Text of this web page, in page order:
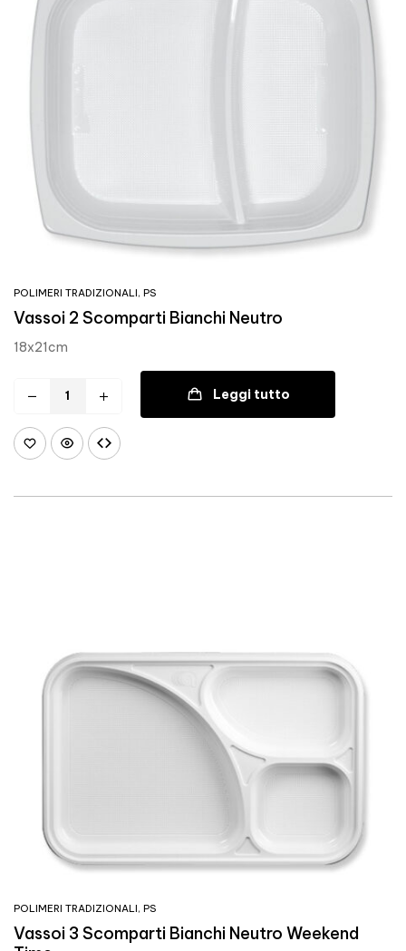
POLIMERI TRADIZIONALI, PS
Vassoi 2 Scomparti Bianchi Neutro
18x21cm
Leggi tutto
POLIMERI TRADIZIONALI, PS
Vassoi 3 Scomparti Bianchi Neutro Weekend